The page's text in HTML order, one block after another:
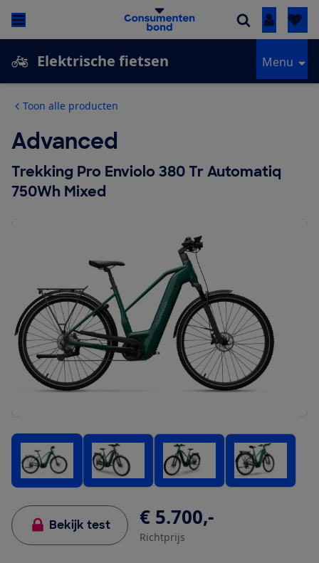
Inloggen
Elektrische fietsen Menu
Toon alle producten
Advanced
Trekking Pro Enviolo 380 Tr Automatiq
750Wh Mixed
Bekijk test € 5.700,-
Richtprijs